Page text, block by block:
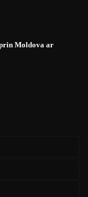
Moldova ar